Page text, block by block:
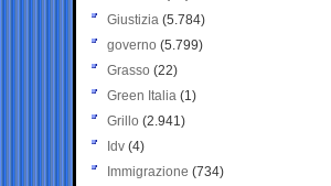
Giustizia (5.784)
governo (5.799)
Grasso (22)
Green Italia (1)
Grillo (2.941)
Idv (4)
Immigrazione (734)